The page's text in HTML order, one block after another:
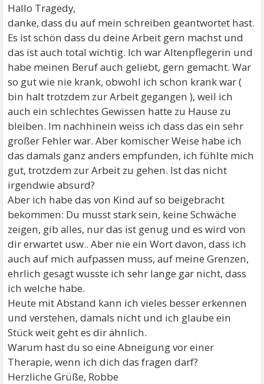
Hallo Tragedy,
danke, dass du auf mein schreiben geantwortet hast.
Es ist schön dass du deine Arbeit gern machst und
das ist auch total wichtig. Ich war Altenpflegerin und
habe meinen Beruf auch geliebt, gern gemacht. War
so gut wie nie krank, obwohl ich schon krank war (
bin halt trotzdem zur Arbeit gegangen ), weil ich
auch ein schlechtes Gewissen hatte zu Hause zu
bleiben. Im nachhinein weiss ich dass das ein sehr
großer Fehler war. Aber komischer Weise habe ich
das damals ganz anders empfunden, ich fühlte mich
gut, trotzdem zur Arbeit zu gehen. Ist das nicht
irgendwie absurd?
Aber ich habe das von Kind auf so beigebracht
bekommen: Du musst stark sein, keine Schwäche
zeigen, gib alles, nur das ist genug und es wird von
dir erwartet usw.. Aber nie ein Wort davon, dass ich
auch auf mich aufpassen muss, auf meine Grenzen,
ehrlich gesagt wusste ich sehr lange gar nicht, dass
ich welche habe.
Heute mit Abstand kann ich vieles besser erkennen
und verstehen, damals nicht und ich glaube ein
Stück weit geht es dir ähnlich.
Warum hast du so eine Abneigung vor einer
Therapie, wenn ich dich das fragen darf?
Herzliche Grüße, Robbe